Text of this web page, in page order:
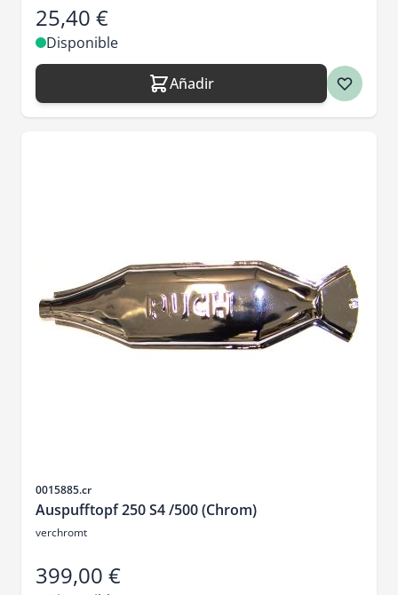
25,40 €
Disponible
Añadir
SKU
0015885.cr
Auspufftopf 250 S4 /500 (Chrom)
verchromt
399,00 €